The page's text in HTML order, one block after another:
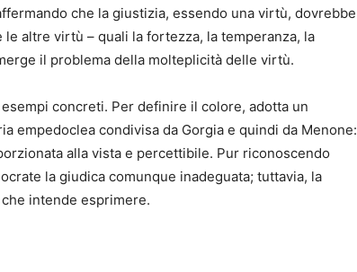
che la giustizia, essendo una virtù, dovrebbe
altre virtù – quali la fortezza, la temperanza, la
il problema della molteplicità delle virtù.
concreti. Per definire il colore, adotta un
empedoclea condivisa da Gorgia e quindi da Menone:
alla vista e percettibile. Pur riconoscendo
la giudica comunque inadeguata; tuttavia, la
intende esprimere.